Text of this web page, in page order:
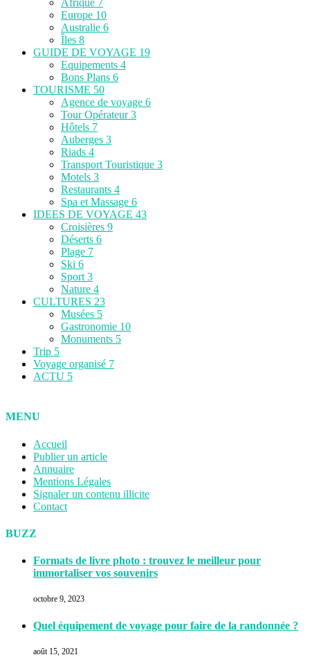
Afrique 7
Europe 10
Australie 6
Îles 8
GUIDE DE VOYAGE 19
Equipements 4
Bons Plans 6
TOURISME 50
Agence de voyage 6
Tour Opérateur3
Hôtels 7
Auberges 3
Riads 4
Transport Touristique 3
Motels 3
Restaurants 4
Spa et Massage 6
IDEES DE VOYAGE 43
Croisières 9
Déserts 6
Plage 7
Ski 6
Sport 3
Nature 4
CULTURES 23
Musées 5
Gastronomie 10
Monuments 5
Trip 5
Voyage organisé 7
ACTU 5
MENU
Accueil
Publier un article
Annuaire
Mentions Légales
Signaler un contenu illicite
Contact
BUZZ
Formats de livre photo : trouvez le meilleur pour
immortaliser vos souvenirs
octobre 9, 2023
Quel équipement de voyage pour faire de la randonnée ?
août 15, 2021